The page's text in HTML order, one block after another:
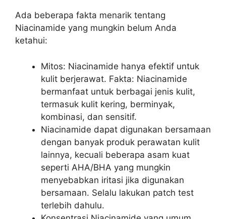
Ada beberapa fakta menarik tentang
Niacinamide yang mungkin belum Anda
ketahui:
Mitos: Niacinamide hanya efektif untuk
kulit berjerawat. Fakta: Niacinamide
bermanfaat untuk berbagai jenis kulit,
termasuk kulit kering, berminyak,
kombinasi, dan sensitif.
Niacinamide dapat digunakan bersamaan
dengan banyak produk perawatan kulit
lainnya, kecuali beberapa asam kuat
seperti AHA/BHA yang mungkin
menyebabkan iritasi jika digunakan
bersamaan. Selalu lakukan patch test
terlebih dahulu.